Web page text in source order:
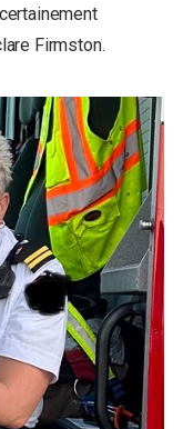
Firmston.